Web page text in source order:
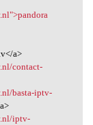
a>
contact-
basta-iptv-
iptv-